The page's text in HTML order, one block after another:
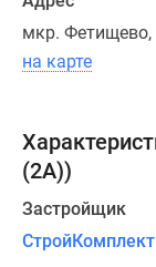
с
тремя
комнатами.
потолков
—
2,7
Все
мкр. Фетищево,
на карте
(2А))
Застройщик